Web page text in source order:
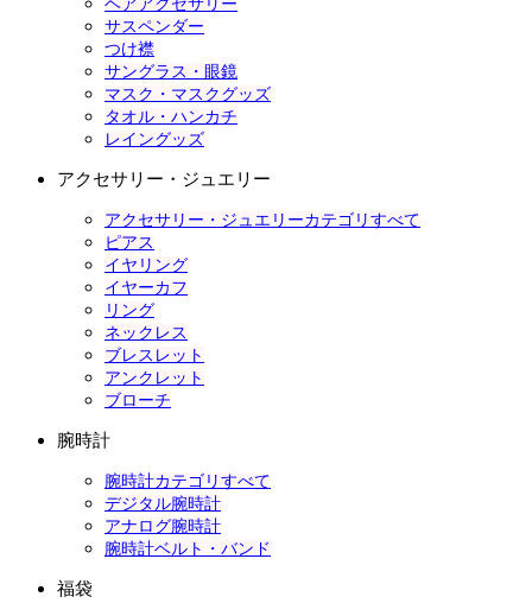
ヘアアクセサリー
サスペンダー
つけ襟
サングラス・眼鏡
マスク・マスクグッズ
タオル・ハンカチ
レイングッズ
アクセサリー・ジュエリー
アクセサリー・ジュエリーカテゴリすべて
ピアス
イヤリング
イヤーカフ
リング
ネックレス
ブレスレット
アンクレット
ブローチ
腕時計
腕時計カテゴリすべて
デジタル腕時計
アナログ腕時計
腕時計ベルト・バンド
福袋